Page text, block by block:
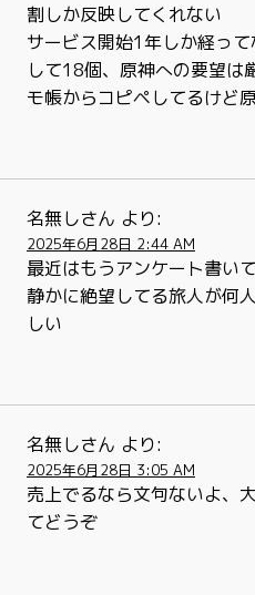
割しか反映してくれない
サービス開始1年しか経っ
して18個、原神への要望は
モ帳からコピペしてるけど
名無しさん より:
2025年6月28日 2:44 AM
最近はもうアンケート書い
静かに絶望してる旅人が何
しい
名無しさん より:
2025年6月28日 3:05 AM
売上でるなら文句ないよ、
てどうぞ